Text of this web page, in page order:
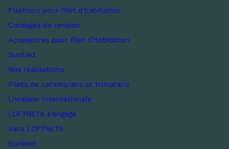
Fixations pour filet d'habitation
Cordages de tension
Accessoires pour filet d'habitation
Sunbed
Nos réalisations
Filets de catamarans et trimarans
Livraison internationale
LOFTNETS s’engage
Sacs LOFTNETS
Sunbed